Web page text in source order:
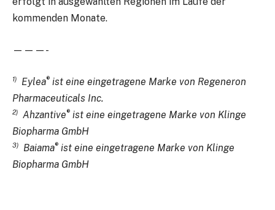
kommenden Monate.
———-
1) Eylea® ist eine eingetragene Marke von Regeneron
Pharmaceuticals Inc.
2) Ahzantive® ist eine eingetragene Marke von Klinge
Biopharma GmbH
3) Baiama® ist eine eingetragene Marke von Klinge
Biopharma GmbH